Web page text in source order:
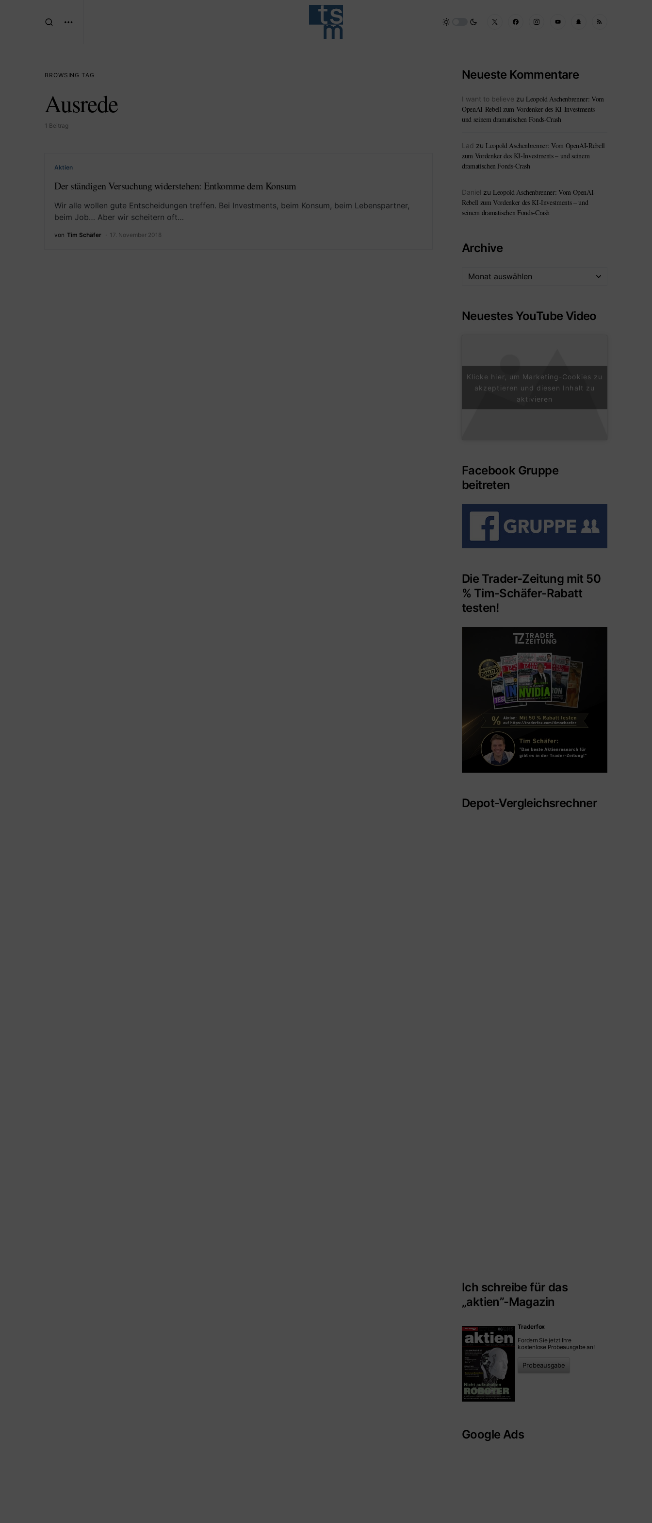
BROWSING TAG
Ausrede
1 Beitrag
Aktien
Der ständigen Versuchung widerstehen: Entkomme dem Konsum
Wir alle wollen gute Entscheidungen treffen. Bei Investments, beim Konsum, beim Lebenspartner,
beim Job… Aber wir scheitern oft…
von Tim Schäfer 17. November 2018
Neueste Kommentare
I want to believe zu Leopold Aschenbrenner: Vom
OpenAI-Rebell zum Vordenker des KI-Investments –
und seinem dramatischen Fonds-Crash
Lad zu Leopold Aschenbrenner: Vom OpenAI-Rebell
zum Vordenker des KI-Investments – und seinem
dramatischen Fonds-Crash
Daniel zu Leopold Aschenbrenner: Vom OpenAI-
Rebell zum Vordenker des KI-Investments – und
seinem dramatischen Fonds-Crash
Archive
Neuestes YouTube Video
Klicke hier, um Marketing-Cookies zu
akzeptieren und diesen Inhalt zu
aktivieren
Facebook Gruppe
beitreten
Die Trader-Zeitung mit 50
% Tim-Schäfer-Rabatt
testen!
Depot-Vergleichsrechner
Ich schreibe für das
„aktien”-Magazin
Traderfox
Fordern Sie jetzt Ihre
kostenlose Probeausgabe an!
Probeausgabe
Google Ads